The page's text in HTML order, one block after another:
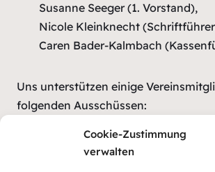
Cookie-Zustimmung
verwalten
Susanne Seeger (1. Vorstand),
Nicole Kleinknecht
Caren Bader-Kalmbach
Uns unterstützen einige
folgenden Ausschüssen:
Öffentlichkeitsarbeit
Gesprächsangebote für Neue,